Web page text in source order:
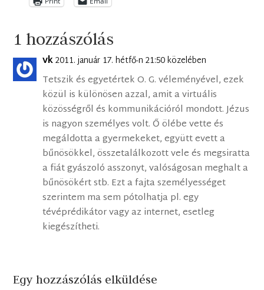
1 hozzászólás
vk2011. január 17. hétfő-n 21:50 közelében
Tetszik és egyetértek O. G. véleményével, ezek
közül is különösen azzal, amit a virtuális
közösségről és kommunikációról mondott. Jézus
is nagyon személyes volt. Ő ölébe vette és
megáldotta a gyermekeket, együtt evett a
bűnösökkel, összetalálkozott vele és megsiratta
a fiát gyászoló asszonyt, valóságosan meghalt a
bűnösökért stb. Ezt a fajta személyességet
szerintem ma sem pótolhatja pl. egy
tévéprédikátor vagy az internet, esetleg
kiegészítheti.
Egy hozzászólás elküldése